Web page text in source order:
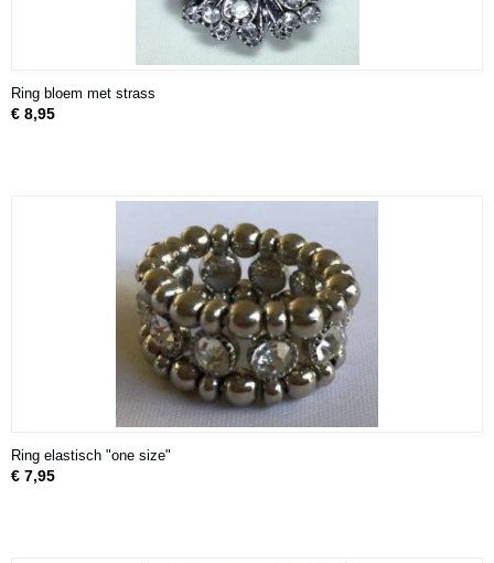
Ring bloem met strass
€ 8,95
Ring elastisch "one size"
€ 7,95